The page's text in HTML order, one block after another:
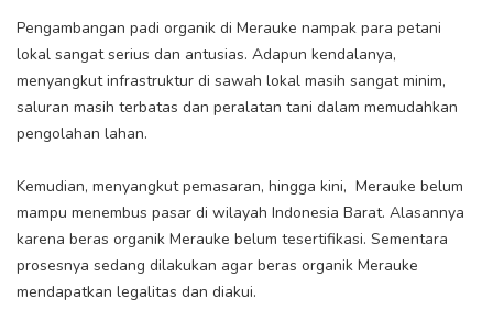
Pengambangan padi organik di Merauke nampak para petani
lokal sangat serius dan antusias. Adapun kendalanya,
menyangkut infrastruktur di sawah lokal masih sangat minim,
saluran masih terbatas dan peralatan tani dalam memudahkan
pengolahan lahan.
Kemudian, menyangkut pemasaran, hingga kini, Merauke belum
mampu menembus pasar di wilayah Indonesia Barat. Alasannya
karena beras organik Merauke belum tesertifikasi. Sementara
prosesnya sedang dilakukan agar beras organik Merauke
mendapatkan legalitas dan diakui.